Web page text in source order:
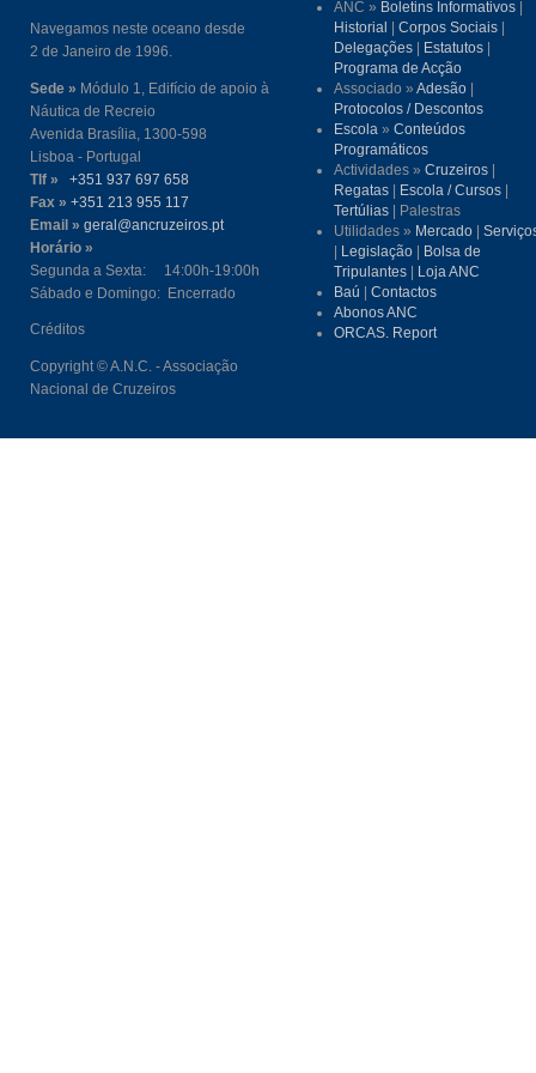
Navegamos neste oceano desde
2 de Janeiro de 1996.
Sede » Módulo 1, Edifício de apoio à
Náutica de Recreio
Avenida Brasília, 1300-598
Lisboa - Portugal
Tlf »
+351 937 697 658
Fax » +351 213 955 117
Email » geral@ancruzeiros.pt
Horário »
Segunda a Sexta: 14:00h-19:00h
Sábado e Domingo: Encerrado
Créditos
Copyright © A.N.C. - Associação
Nacional de Cruzeiros
ANC » Boletins Informativos |
Historial |Corpos Sociais |
Delegações | Estatutos |
Programa de Acção
Associado »Adesão |
Protocolos / Descontos
Escola »Conteúdos
Programáticos
Actividades »Cruzeiros |
Regatas | Escola / Cursos |
Tertúlias | Palestras
Utilidades » Mercado |
| Legislação | Bolsa de
Tripulantes | Loja ANC
Baú |Contactos
Abonos ANC
ORCAS. Report